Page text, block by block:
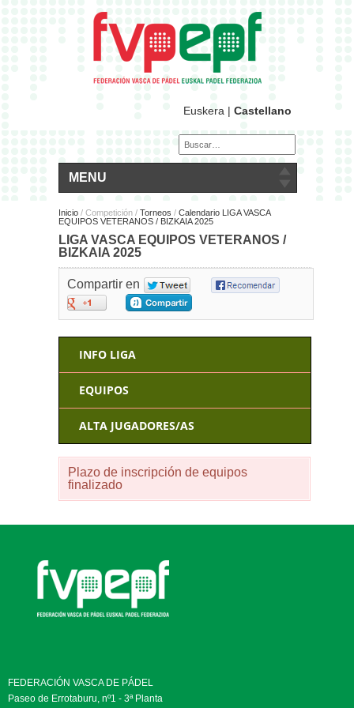
Euskera | Castellano
MENU
Inicio / Competición / Torneos / Calendario LIGA VASCA
EQUIPOS VETERANOS / BIZKAIA 2025
LIGA VASCA EQUIPOS VETERANOS /
BIZKAIA 2025
Compartir en
INFO LIGA
EQUIPOS
ALTA JUGADORES/AS
Plazo de inscripción de equipos
finalizado
FEDERACIÓN VASCA DE PÁDEL
Paseo de Errotaburu, nº1 - 3ª Planta